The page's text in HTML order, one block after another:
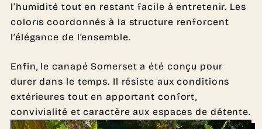
l’humidité tout en restant facile à entretenir. Les
coloris coordonnés à la structure renforcent
l’élégance de l’ensemble.
Enfin, le canapé Somerset a été conçu pour
durer dans le temps. Il résiste aux conditions
extérieures tout en apportant confort,
convivialité et caractère aux espaces de détente.